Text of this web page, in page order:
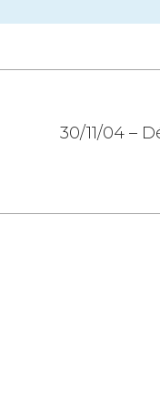
30/11/04 –